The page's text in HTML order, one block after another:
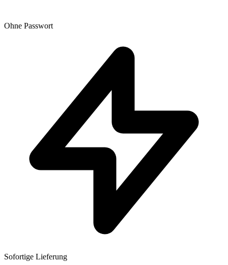
Ohne Passwort
Sofortige Lieferung